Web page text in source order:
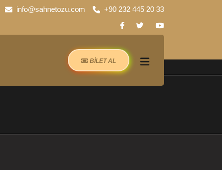
info@sahnetozu.com +90 232 445 20 33
BİLET AL